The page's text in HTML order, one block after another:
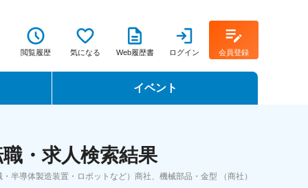
閲覧履歴 気になる Web履歴書 ログイン 会員登録
イベント
転職フェア
・求人検索結果
半導体製造装置・ロボットなど）商社、機械部品・金型 （商社）